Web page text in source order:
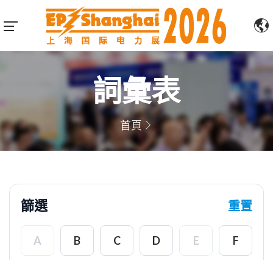
詞彙表
首頁
篩選 重置
A B C D E F